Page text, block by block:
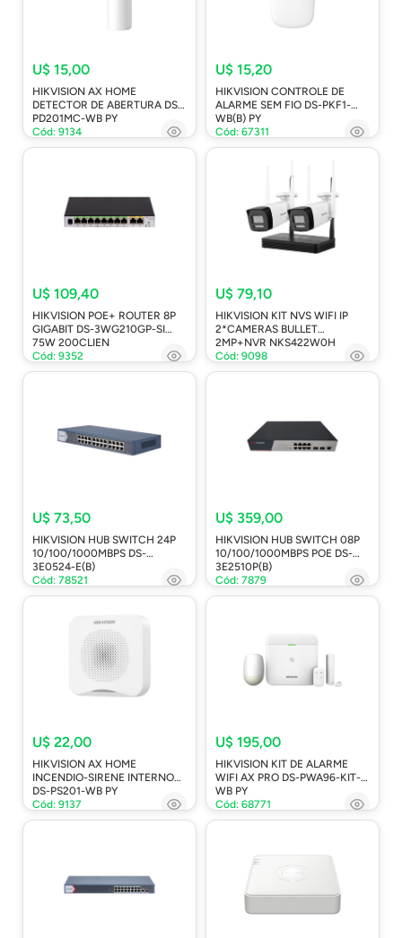
U$ 15,00
HIKVISION AX HOME
DETECTOR DE ABERTURA DS-
PD201MC-WB PY
Cód: 9134
U$ 15,20
HIKVISION CONTROLE DE
ALARME SEM FIO DS-PKF1-
WB(B) PY
Cód: 67311
U$ 109,40
HIKVISION POE+ ROUTER 8P
GIGABIT DS-3WG210GP-SI
75W 200CLIEN
Cód: 9352
U$ 79,10
HIKVISION KIT NVS WIFI IP
2*CAMERAS BULLET
2MP+NVR NKS422W0H
Cód: 9098
U$ 73,50
HIKVISION HUB SWITCH 24P
10/100/1000MBPS DS-
3E0524-E(B)
Cód: 78521
U$ 359,00
HIKVISION HUB SWITCH 08P
10/100/1000MBPS POE DS-
3E2510P(B)
Cód: 7879
U$ 22,00
HIKVISION AX HOME
INCENDIO-SIRENE INTERNO
DS-PS201-WB PY
Cód: 9137
U$ 195,00
HIKVISION KIT DE ALARME
WIFI AX PRO DS-PWA96-KIT-
WB PY
Cód: 68771